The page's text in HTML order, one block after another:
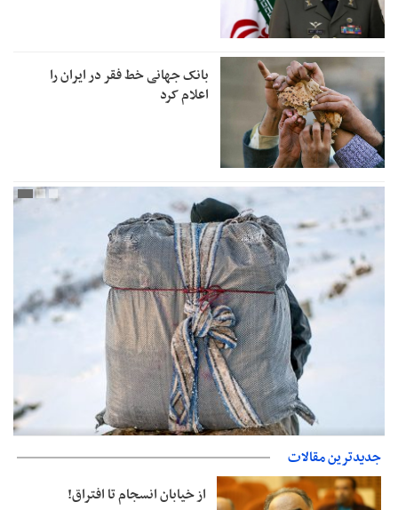
بانک جهانی خط فقر در ایران را
اعلام کرد
وارد شود
جدیدترین مقالات
از خیابان انسجام تا افتراق!